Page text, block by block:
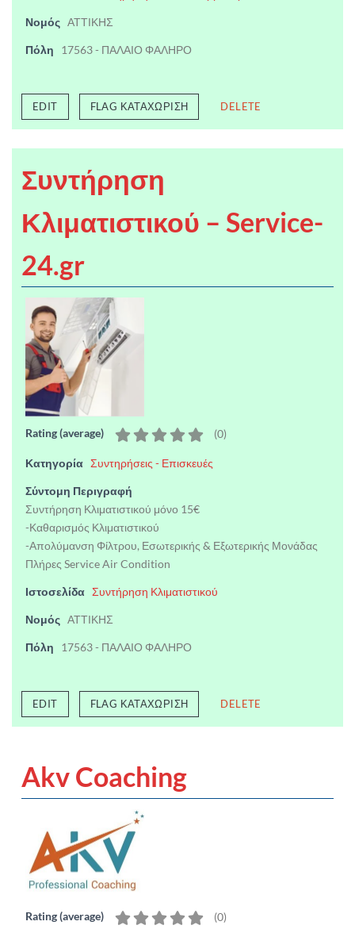
Νομός ΑΤΤΙΚΗΣ
Πόλη 17563 - ΠΑΛΑΙΟ ΦΑΛΗΡΟ
EDIT FLAG ΚΑΤΑΧΏΡΙΣΗ DELETE
Συντήρηση
Κλιματιστικού – Service-
24.gr
Rating (average) (0)
Κατηγορία Συντηρήσεις - Επισκευές
Σύντομη Περιγραφή
Συντήρηση Κλιματιστικού μόνο 15€
-Καθαρισμός Κλιματιστικού
-Απολύμανση Φίλτρου, Εσωτερικής & Εξωτερικής Μονάδας
Πλήρες Service Air Condition
Ιστοσελίδα Συντήρηση Κλιματιστικού
Νομός ΑΤΤΙΚΗΣ
Πόλη 17563 - ΠΑΛΑΙΟ ΦΑΛΗΡΟ
EDIT FLAG ΚΑΤΑΧΏΡΙΣΗ DELETE
Akv Coaching
Rating (average) (0)